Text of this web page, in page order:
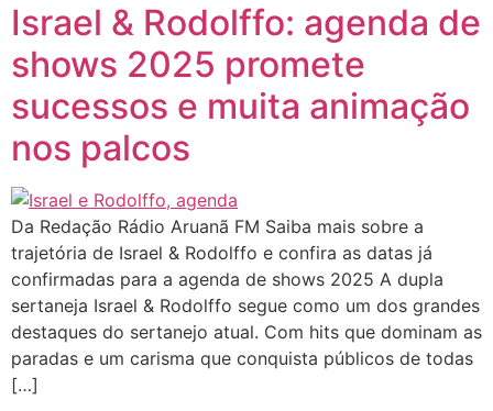
Israel & Rodolffo: agenda de
shows 2025 promete
sucessos e muita animação
nos palcos
Da Redação Rádio Aruanã FM Saiba mais sobre a
trajetória de Israel & Rodolffo e confira as datas já
confirmadas para a agenda de shows 2025 A dupla
sertaneja Israel & Rodolffo segue como um dos grandes
destaques do sertanejo atual. Com hits que dominam as
paradas e um carisma que conquista públicos de todas
[…]